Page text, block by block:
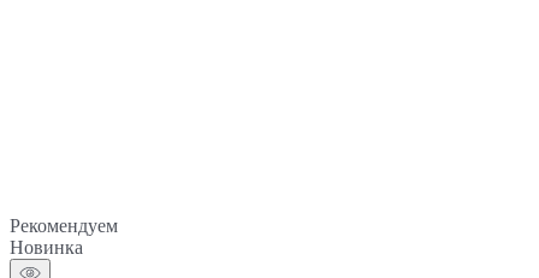
Рекомендуем
Новинка